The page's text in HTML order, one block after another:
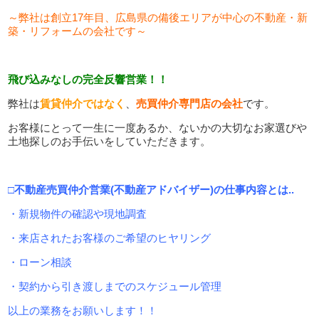
～弊社は創立17年目、広島県の備後エリアが中心の不動産・新
築・リフォームの会社です～
飛び込みなしの完全反響営業！！
弊社は賃貸仲介ではなく 、売買仲介専門店の会社です。
お客様にとって一生に一度あるか、ないかの大切なお家選びや
土地探しのお手伝いをしていただきます。
□不動産売買仲介営業(不動産アドバイザー)の仕事内容とは..
・新規物件の確認や現地調査
・来店されたお客様のご希望のヒヤリング
・ローン相談
・契約から引き渡しまでのスケジュール管理
以上の業務をお願いします！！